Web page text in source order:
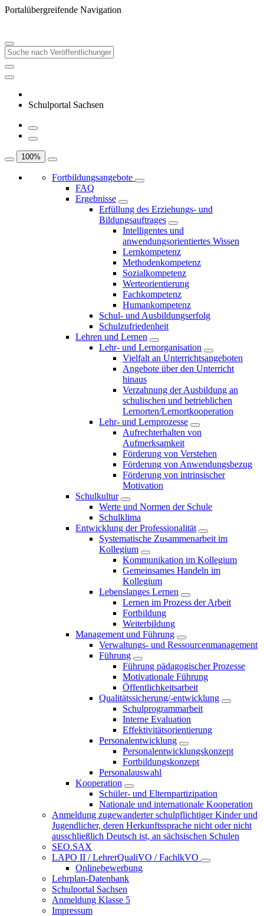
Portalübergreifende Navigation
Schulportal Sachsen
100%
Fortbildungsangebote
FAQ
Ergebnisse
Erfüllung des Erziehungs- und
Bildungsauftrages
Intelligentes und
anwendungsorientiertes Wissen
Lernkompetenz
Methodenkompetenz
Sozialkompetenz
Werteorientierung
Fachkompetenz
Humankompetenz
Schul- und Ausbildungserfolg
Schulzufriedenheit
Lehren und Lernen
Lehr- und Lernorganisation
Vielfalt an Unterrichtsangeboten
Angebote über den Unterricht
hinaus
Verzahnung der Ausbildung an
schulischen und betrieblichen
Lernorten/Lernortkooperation
Lehr- und Lernprozesse
Aufrechterhalten von
Aufmerksamkeit
Förderung von Verstehen
Förderung von Anwendungsbezug
Förderung von intrinsischer
Motivation
Schulkultur
Werte und Normen der Schule
Schulklima
Entwicklung der Professionalität
Systematische Zusammenarbeit im
Kollegium
Kommunikation im Kollegium
Gemeinsames Handeln im
Kollegium
Lebenslanges Lernen
Lernen im Prozess der Arbeit
Fortbildung
Weiterbildung
Management und Führung
Verwaltungs- und Ressourcenmanagement
Führung
Führung pädagogischer Prozesse
Motivationale Führung
Öffentlichkeitsarbeit
Qualitätssicherung/-entwicklung
Schulprogrammarbeit
Interne Evaluation
Effektivitätsorientierung
Personalentwicklung
Personalentwicklungskonzept
Fortbildungskonzept
Personalauswahl
Kooperation
Schüler- und Elternpartizipation
Nationale und internationale Kooperation
Anmeldung zugewanderter schulpflichtiger Kinder und
Jugendlicher, deren Herkunftssprache nicht oder nicht
ausschließlich Deutsch ist, an sächsischen Schulen
SEO.SAX
LAPO II / LehrerQualiVO / FachlkVO
Onlinebewerbung
Lehrplan-Datenbank
Schulportal Sachsen
Anmeldung Klasse 5
Impressum